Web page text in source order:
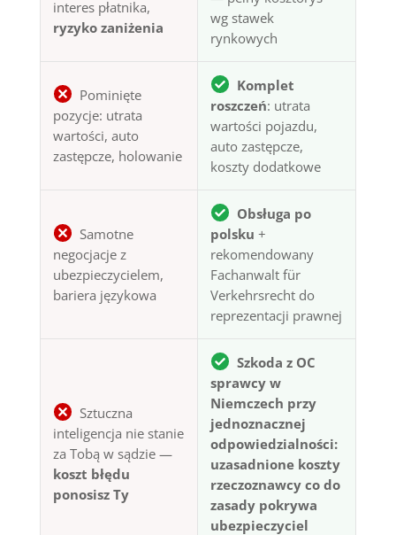
interes płatnika,
ryzyko zaniżenia
wg stawek
rynkowych
Pominięte
pozycje: utrata
wartości, auto
zastępcze, holowanie
Komplet
roszczeń: utrata
wartości pojazdu,
auto zastępcze,
koszty dodatkowe
Samotne
negocjacje z
ubezpieczycielem,
bariera językowa
Obsługa po
polsku +
rekomendowany
Fachanwalt für
Verkehrsrecht do
reprezentacji prawnej
Sztuczna
inteligencja nie stanie
za Tobą w sądzie —
koszt błędu
ponosisz Ty
Szkoda z OC
sprawcy w
Niemczech przy
jednoznacznej
odpowiedzialności:
uzasadnione koszty
rzeczoznawcy co do
zasady pokrywa
ubezpieczyciel